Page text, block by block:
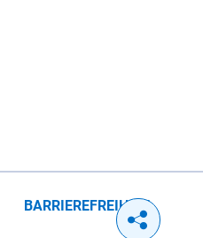
BARRIEREFREIHEIT